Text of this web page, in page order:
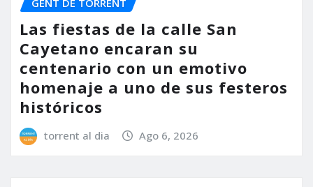
GENT DE TORRENT
Las fiestas de la calle San
Cayetano encaran su
centenario con un emotivo
homenaje a uno de sus festeros
históricos
torrent al dia Ago 6, 2026